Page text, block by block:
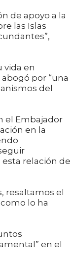
de apoyo a la
las Islas
vida en
por “una
del
el Embajador
en la
relación de
resaltamos el
lo ha
en el